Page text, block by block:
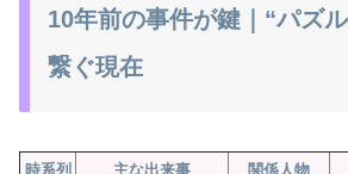
10年前の事件が鍵｜“パズ
繋ぐ現在
時系列 主な出来事 関係人物